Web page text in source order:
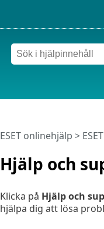
Hjälp och
ESET onlinehjälp >
Klicka på Hjälp och
hjälpa dig att lösa